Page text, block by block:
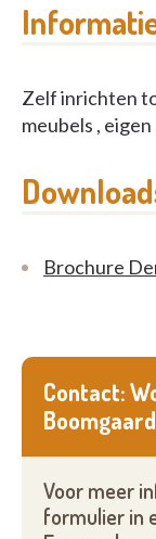
Zelf inrichten
meubels ,
Brochure
Contact:
Boomgaard
Voor meer
formulier in